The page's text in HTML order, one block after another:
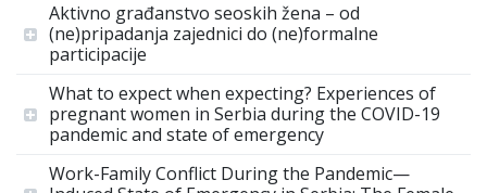
Aktivno građanstvo seoskih žena – od
(ne)pripadanja zajednici do (ne)formalne
participacije
What to expect when expecting? Experiences of
pregnant women in Serbia during the COVID-19
pandemic and state of emergency
Work-Family Conflict During the Pandemic—